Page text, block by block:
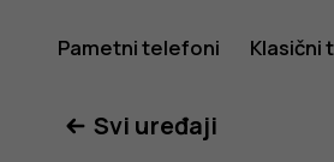
Nokia
Pametni telefoni Klasični
Svi uređaji